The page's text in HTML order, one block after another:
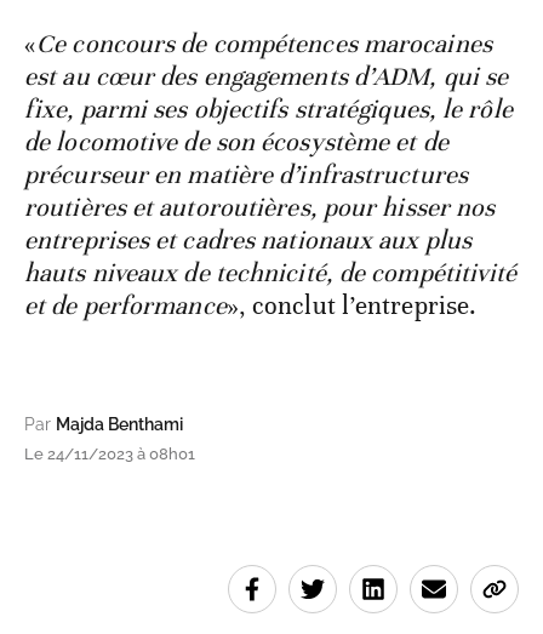
«Ce concours de compétences marocaines
est au cœur des engagements d’ADM, qui se
fixe, parmi ses objectifs stratégiques, le rôle
de locomotive de son écosystème et de
précurseur en matière d’infrastructures
routières et autoroutières, pour hisser nos
entreprises et cadres nationaux aux plus
hauts niveaux de technicité, de compétitivité
et de performance», conclut l’entreprise.
Par Majda Benthami
Le 24/11/2023 à 08h01